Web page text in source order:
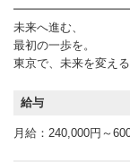
未来へ進む、
最初の一歩を。
東京で、未来を変える
給与
月給：240,000円～